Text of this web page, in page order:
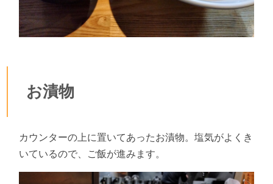
お漬物
カウンターの上に置いてあったお漬物。塩気がよくき
いているので、ご飯が進みます。